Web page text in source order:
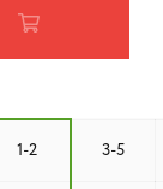
1-2 3-5